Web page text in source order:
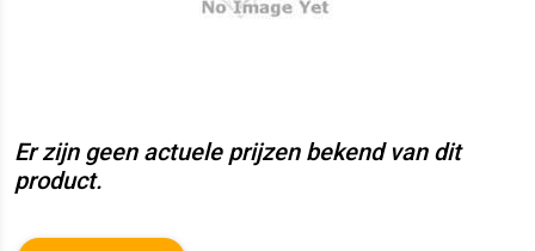
Er zijn geen actuele prijzen bekend van dit
product.